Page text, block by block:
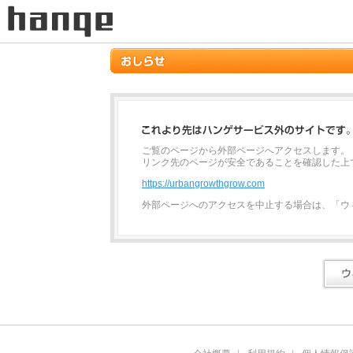
ご覧のページから外部ページへアクセスします。
リンク先のページが安全であることを確認した
https://urbangrowthgrow.com
外部ページへのアクセスを中止する場合は、「